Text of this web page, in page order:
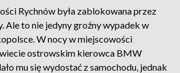
Rychnów była zablokowana przez
Ale to nie jedyny groźny wypadek w
W nocy w miejscowości
ostrowskim kierowca BMW
mu się wydostać z samochodu, jednak